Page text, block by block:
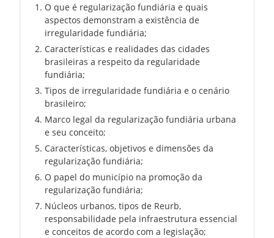
O que é regularização fundiária e quais
aspectos demonstram a existência de
irregularidade fundiária;
Características e realidades das cidades
brasileiras a respeito da regularidade
fundiária;
Tipos de irregularidade fundiária e o cenário
brasileiro;
Marco legal da regularização fundiária urbana
e seu conceito;
Características, objetivos e dimensões da
regularização fundiária;
O papel do município na promoção da
regularização fundiária;
Núcleos urbanos, tipos de Reurb,
responsabilidade pela infraestrutura essencial
e conceitos de acordo com a legislação;